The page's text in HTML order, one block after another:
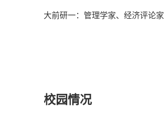
⼤前研⼀：管理学家、经济评论家
校园情况